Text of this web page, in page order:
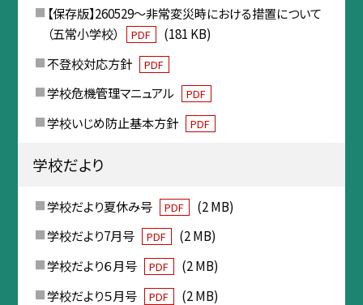
【保存版】260529〜非常変災時における措置について
（五常小学校）
PDF
(181 KB)
不登校対応方針
PDF
学校危機管理マニュアル PDF
学校いじめ防止基本方針 PDF
学校だより
学校だより夏休み号 PDF
(2 MB)
学校だより7月号
PDF
(2 MB)
学校だより６月号
PDF
(2 MB)
学校だより５月号
PDF (2 MB)